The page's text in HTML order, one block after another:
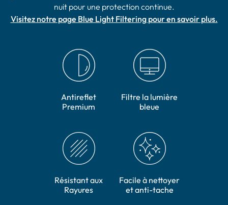
nuit pour une protection continue.
Visitez notre page Blue Light Filtering pour en savoir plus.
Antireflet
Premium
Filtre la lumière
bleue
Résistant aux
Rayures
Facile à nettoyer
et anti-tache